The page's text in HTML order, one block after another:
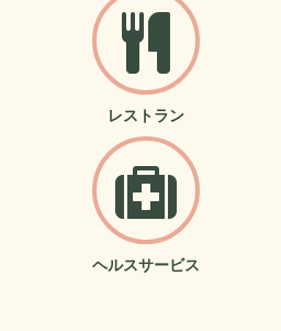
レストラン
ヘルスサービス